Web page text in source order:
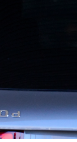
Las más vistas